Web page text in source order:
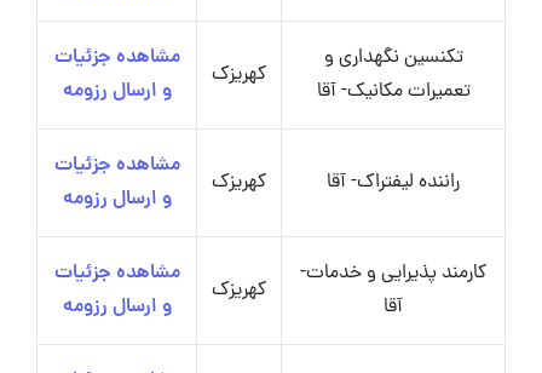
تکنسین نگهداری و
تعمیرات مکانیک- آقا
کهریزک
مشاهده جزئیات
و ارسال رزومه
راننده لیفتراک- آقا کهریزک
مشاهده جزئیات
و ارسال رزومه
کارمند پذیرایی و خدمات-
آقا
کهریزک
مشاهده جزئیات
و ارسال رزومه